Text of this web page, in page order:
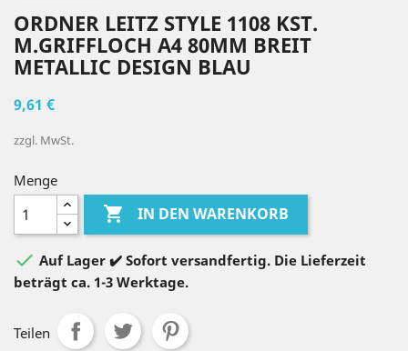
ORDNER LEITZ STYLE 1108 KST.
M.GRIFFLOCH A4 80MM BREIT
METALLIC DESIGN BLAU
9,61 €
zzgl. MwSt.
Menge
 IN DEN WARENKORB
 Auf Lager ✔️ Sofort versandfertig. Die Lieferzeit
beträgt ca. 1-3 Werktage.
Teilen